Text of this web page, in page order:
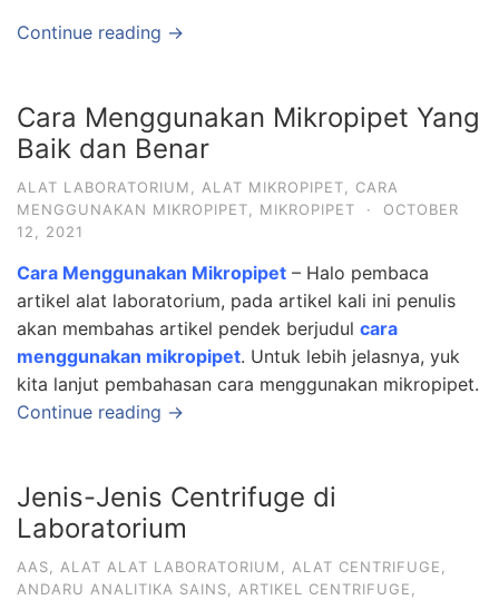
Continue reading →
Cara Menggunakan Mikropipet Yang
Baik dan Benar
ALAT LABORATORIUM ALAT MIKROPIPET
CARA
MENGGUNAKAN MIKROPIPET
MIKROPIPET ·
OCTOBER
12, 2021
Cara Menggunakan Mikropipet – Halo pembaca
artikel alat laboratorium, pada artikel kali ini penulis
akan membahas artikel pendek berjudul cara
menggunakan mikropipet. Untuk lebih jelasnya, yuk
kita lanjut pembahasan cara menggunakan mikropipet.
Continue reading →
Jenis-Jenis Centrifuge di
Laboratorium
AAS ALAT ALAT LABORATORIUM ALAT CENTRIFUGE
ANDARU ANALITIKA SAINS
ARTIKEL CENTRIFUGE